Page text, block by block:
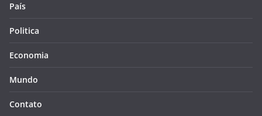
País
Politica
Economia
Mundo
Contato